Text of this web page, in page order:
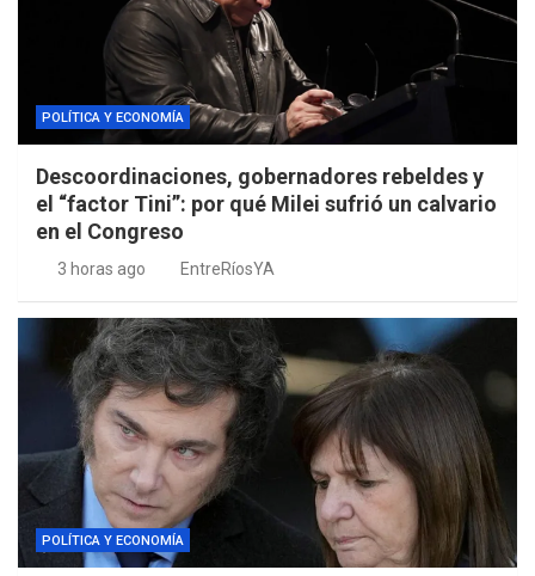
POLÍTICA Y ECONOMÍA
Descoordinaciones, gobernadores rebeldes y
el “factor Tini”: por qué Milei sufrió un calvario
en el Congreso
3 horas ago EntreRíosYA
POLÍTICA Y ECONOMÍA